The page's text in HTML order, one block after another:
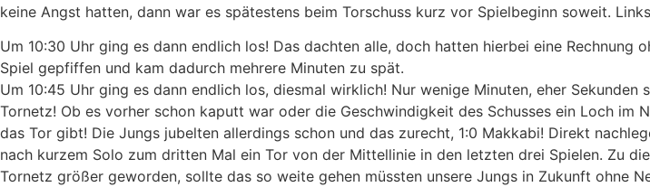
keine Angst hatten, dann war es spätestens beim Torschuss kurz vor Spielbeginn soweit.
Um 10:30 Uhr ging es dann endlich los! Das dachten alle, doch hatten hierbei eine
Spiel gepfiffen und kam dadurch mehrere Minuten zu spät.
Um 10:45 Uhr ging es dann endlich los, diesmal wirklich! Nur wenige Minuten, eher Sekunden
Tornetz! Ob es vorher schon kaputt war oder die Geschwindigkeit des Schusses ein Loch
das Tor gibt! Die Jungs jubelten allerdings schon und das zurecht, 1:0 Makkabi! Direkt
nach kurzem Solo zum dritten Mal ein Tor von der Mittellinie in den letzten drei Spielen. Zu
Tornetz größer geworden, sollte das so weite gehen müssten unsere Jungs in Zukunft ohne